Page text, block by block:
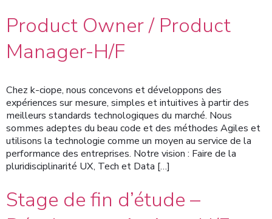
Product Owner / Product
Manager-H/F
Chez k-ciope, nous concevons et développons des
expériences sur mesure, simples et intuitives à partir des
meilleurs standards technologiques du marché. Nous
sommes adeptes du beau code et des méthodes Agiles et
utilisons la technologie comme un moyen au service de la
performance des entreprises. Notre vision : Faire de la
pluridisciplinarité UX, Tech et Data […]
Stage de fin d’étude –